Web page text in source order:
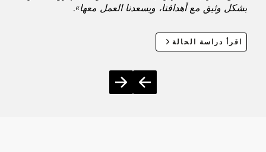
بشكل وثيق مع أهدافنا، ويسعدنا العمل معها».
اقرأ دراسة الحالة